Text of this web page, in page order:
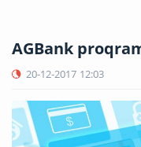
AGBank
20-12-2017 12:03